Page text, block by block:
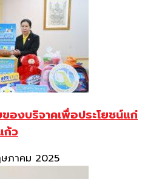
องบริจาคเพื่อประโยชน์แก่
ก้ว
ภาคม 2025